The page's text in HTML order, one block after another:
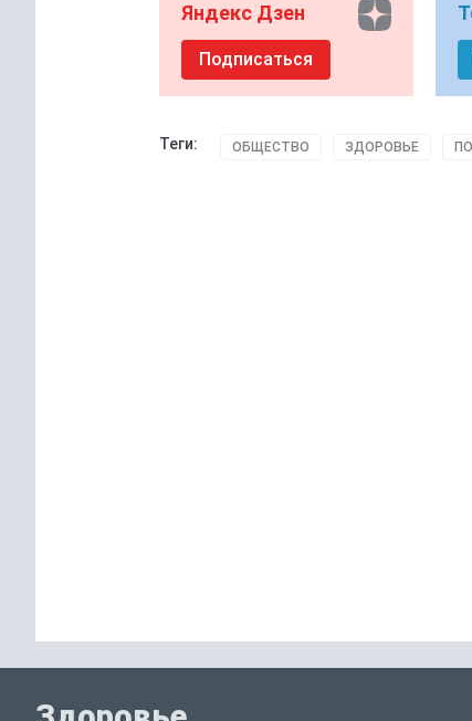
Яндекс Дзен
Подписаться
Теги: ОБЩЕСТВО ЗДОРОВЬЕ